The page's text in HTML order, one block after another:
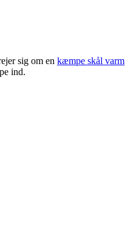
sig om en kæmpe skål varm
ind.